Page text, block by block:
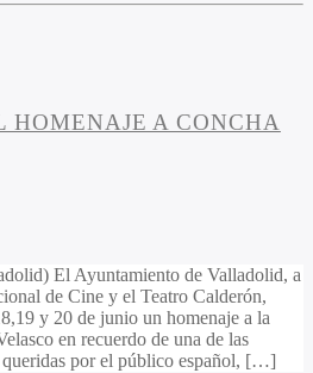
A CONCHA
El Ayuntamiento de Valladolid, a
de Cine y el Teatro Calderón,
y 20 de junio un homenaje a la
en recuerdo de una de las
queridas por el público español, […]